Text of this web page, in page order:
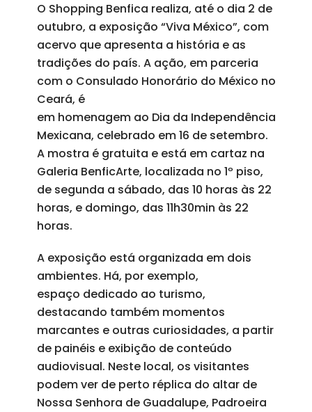
O Shopping Benfica realiza, até o dia 2 de
outubro, a exposição “Viva México”, com
acervo que apresenta a história e as
tradições do país. A ação, em parceria
com o Consulado Honorário do México no
Ceará, é
em homenagem ao Dia da Independência
Mexicana, celebrado em 16 de setembro.
A mostra é gratuita e está em cartaz na
Galeria BenficArte, localizada no 1º piso,
de segunda a sábado, das 10 horas às 22
horas, e domingo, das 11h30min às 22
horas.
A exposição está organizada em dois
ambientes. Há, por exemplo,
espaço dedicado ao turismo,
destacando também momentos
marcantes e outras curiosidades, a partir
de painéis e exibição de conteúdo
audiovisual. Neste local, os visitantes
podem ver de perto réplica do altar de
Nossa Senhora de Guadalupe, Padroeira